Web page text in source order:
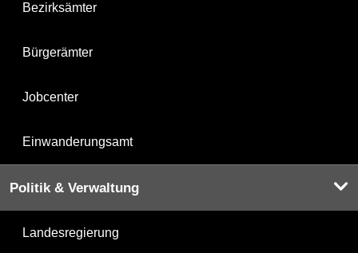
Bezirksämter
Bürgerämter
Jobcenter
Einwanderungsamt
Politik & Verwaltung
Landesregierung